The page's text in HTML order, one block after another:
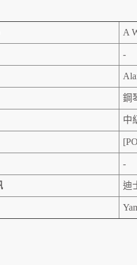
A
-
鋼
中
-
迪